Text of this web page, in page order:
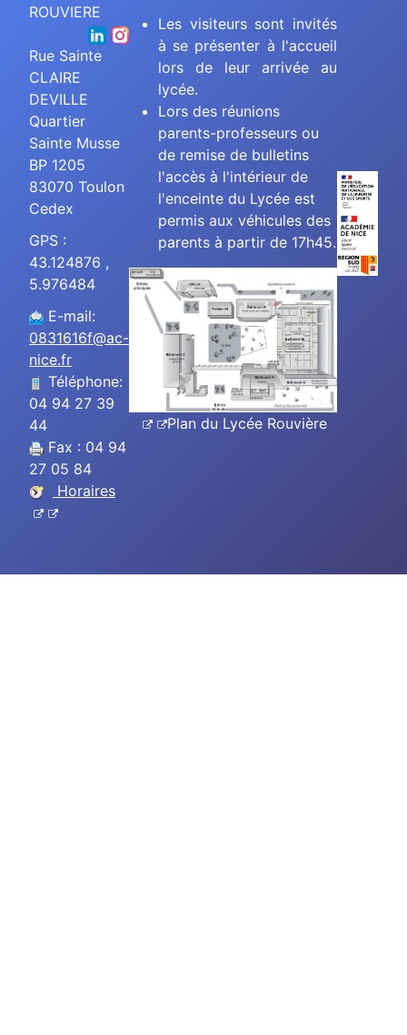
ROUVIERE
Rue Sainte
CLAIRE
DEVILLE
Quartier
Sainte Musse
BP 1205
83070 Toulon
Cedex
GPS :
43.124876 ,
5.976484
E-mail:
0831616f@ac-
nice.fr
Téléphone:
04 94 27 39
44
Fax : 04 94
27 05 84
Horaires
Les visiteurs sont invités
à se présenter à l'accueil
lors de leur arrivée au
lycée.
Lors des réunions
parents-professeurs ou
de remise de bulletins
l'accès à l'intérieur de
l'enceinte du Lycée est
permis aux véhicules des
parents à partir de 17h45.
Plan du Lycée Rouvière